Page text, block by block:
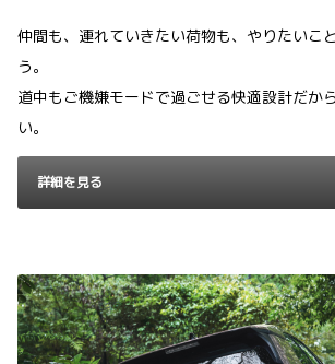
仲間も、連れていきたい荷物も、やりたいこ
う。
道中もご機嫌モードで過ごせる快適設計だか
い。
詳細を見る